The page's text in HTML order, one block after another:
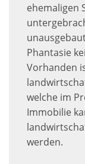
ehemaligen
Phantasie
Vorhanden
welche im
Immobilie
werden.